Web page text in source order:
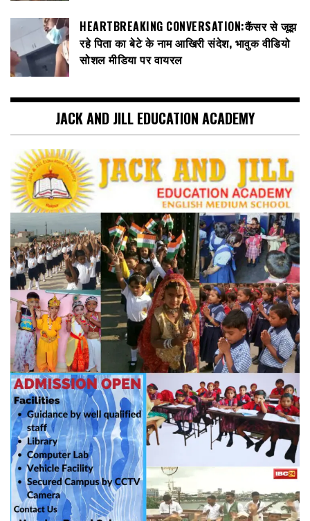
HEARTBREAKING CONVERSATION:कैंसर से जूझ
रहे पिता का बेटे के नाम आखिरी संदेश, भावुक वीडियो
सोशल मीडिया पर वायरल
JACK AND JILL EDUCATION ACADEMY